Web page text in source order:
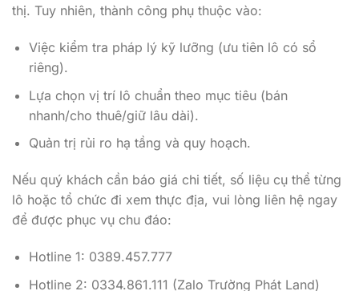
thị. Tuy nhiên, thành công phụ thuộc vào:
Việc kiểm tra pháp lý kỹ lưỡng (ưu tiên lô có sổ
riêng).
Lựa chọn vị trí lô chuẩn theo mục tiêu (bán
nhanh/cho thuê/giữ lâu dài).
Quản trị rủi ro hạ tầng và quy hoạch.
Nếu quý khách cần báo giá chi tiết, số liệu cụ thể từng
lô hoặc tổ chức đi xem thực địa, vui lòng liên hệ ngay
để được phục vụ chu đáo:
Hotline 1: 0389.457.777
Hotline 2: 0334.861.111 (Zalo Trường Phát Land)